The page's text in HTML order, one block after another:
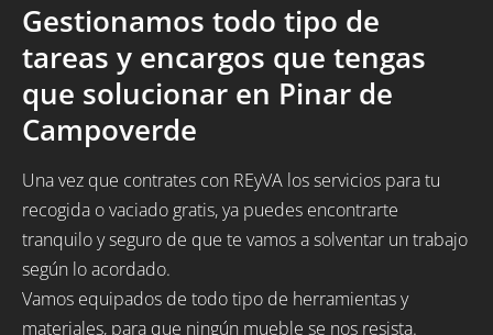
Gestionamos todo tipo de
tareas y encargos que tengas
que solucionar en Pinar de
Campoverde
Una vez que contrates con REyVA los servicios para tu
recogida o vaciado gratis, ya puedes encontrarte
tranquilo y seguro de que te vamos a solventar un trabajo
según lo acordado.
Vamos equipados de todo tipo de herramientas y
materiales, para que ningún mueble se nos resista.